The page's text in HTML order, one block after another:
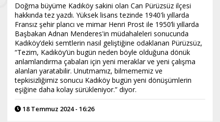
Doğma büyüme Kadıköy sakini olan Can Pürüzsüz ilçesi
hakkında tez yazdı. Yüksek lisans tezinde 1940'lı yıllarda
Fransız şehir plancı ve mimar Henri Prost ile 1950’li yıllarda
Başbakan Adnan Menderes'in müdahaleleri sonucunda
Kadıköy’deki semtlerin nasıl geliştiğine odaklanan Pürüzsüz,
“Tezim, Kadıköy’ün bugün neden böyle olduğuna dönük
anlamlandırma çabaları için yeni meraklar ve yeni çalışma
alanları yaratabilir. Unutmamız, bilmememiz ve
tepkisizliğimiz sonucu Kadıköy bugün yeni dönüşümlerin
eşiğine daha kolay sürükleniyor.” diyor.
18 Temmuz 2024 - 16:26